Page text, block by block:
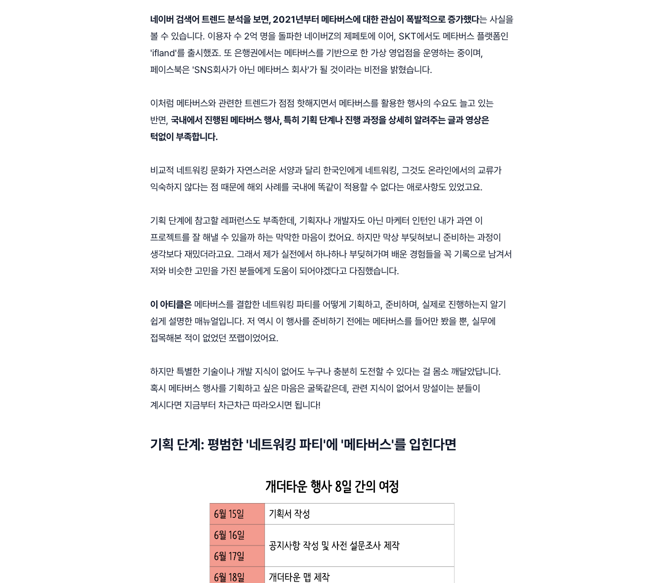
네이버 검색어 트렌드 분석을 보면, 2021년부터 메타버스에 대한 관심이 폭발적으로 증가했다는 사실을
볼 수 있습니다. 이용자 수 2억 명을 돌파한 네이버Z의 제페토에 이어, SKT에서도 메타버스 플랫폼인
'ifland'를 출시했죠. 또 은행권에서는 메타버스를 기반으로 한 가상 영업점을 운영하는 중이며,
페이스북은 'SNS회사가 아닌 메타버스 회사'가 될 것이라는 비전을 밝혔습니다.
이처럼 메타버스와 관련한 트렌드가 점점 핫해지면서 메타버스를 활용한 행사의 수요도 늘고 있는
반면, 국내에서 진행된 메타버스 행사, 특히 기획 단계나 진행 과정을 상세히 알려주는 글과 영상은
턱없이 부족합니다.
비교적 네트워킹 문화가 자연스러운 서양과 달리 한국인에게 네트워킹, 그것도 온라인에서의 교류가
익숙하지 않다는 점 때문에 해외 사례를 국내에 똑같이 적용할 수 없다는 애로사항도 있었고요.
기획 단계에 참고할 레퍼런스도 부족한데, 기획자나 개발자도 아닌 마케터 인턴인 내가 과연 이
프로젝트를 잘 해낼 수 있을까 하는 막막한 마음이 컸어요. 하지만 막상 부딪혀보니 준비하는 과정이
생각보다 재밌더라고요. 그래서 제가 실전에서 하나하나 부딪혀가며 배운 경험들을 꼭 기록으로 남겨서
저와 비슷한 고민을 가진 분들에게 도움이 되어야겠다고 다짐했습니다.
이 아티클은 메타버스를 결합한 네트워킹 파티를 어떻게 기획하고, 준비하며, 실제로 진행하는지 알기
쉽게 설명한 매뉴얼입니다. 저 역시 이 행사를 준비하기 전에는 메타버스를 들어만 봤을 뿐, 실무에
접목해본 적이 없었던 쪼랩이었어요.
하지만 특별한 기술이나 개발 지식이 없어도 누구나 충분히 도전할 수 있다는 걸 몸소 깨달았답니다.
혹시 메타버스 행사를 기획하고 싶은 마음은 굴뚝같은데, 관련 지식이 없어서 망설이는 분들이
계시다면 지금부터 차근차근 따라오시면 됩니다!
기획 단계: 평범한 '네트워킹 파티'에 '메타버스'를 입힌다면